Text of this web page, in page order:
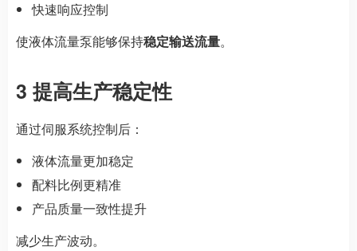
快速响应控制
使液体流量泵能够保持稳定输送流量。
3 提高生产稳定性
通过伺服系统控制后：
液体流量更加稳定
配料比例更精准
产品质量一致性提升
减少生产波动。